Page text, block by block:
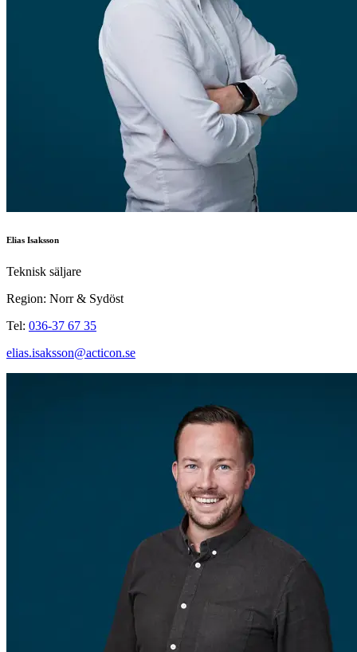
Elias Isaksson
Teknisk säljare
Region: Norr & Sydöst
Tel: 036-37 67 35
elias.isaksson@acticon.se